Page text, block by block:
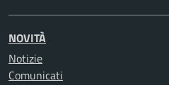
NOVITÀ
Notizie
Comunicati